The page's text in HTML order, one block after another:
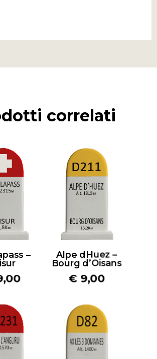
correlati
– Alpe dHuez –
Bourg d’Oisans
€ 9,00